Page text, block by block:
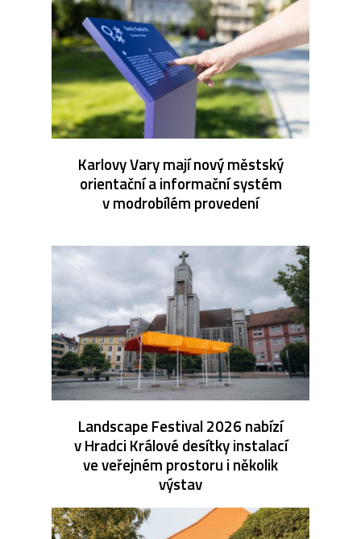
Karlovy Vary mají nový městský
orientační a informační systém
v modrobílém provedení
Landscape Festival 2026 nabízí
v Hradci Králové desítky instalací
ve veřejném prostoru i několik
výstav